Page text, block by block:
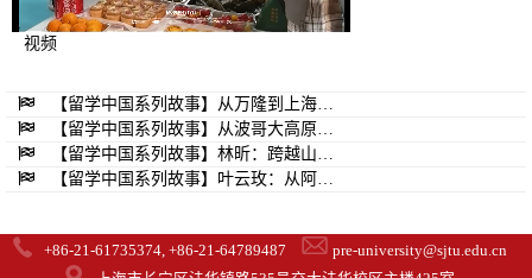
Unmute Loaded:
75.43%
视频
【留学中国系列故事】从万隆到上海…
【留学中国系列故事】从波哥大高原…
【留学中国系列故事】林昕：跨越山…
【留学中国系列故事】叶云玫：从阿…
+86-21-61735374, +86-21-64789487
pre-university@sjtu.edu.cn